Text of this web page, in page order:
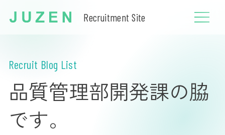
Recruitment Site
品質管理部開発課の脇
です。
Recruit Blog List